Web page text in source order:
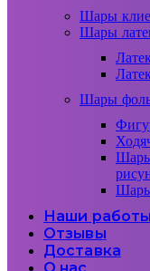
Шары
Шары
Шары
Шары
Шары
Наши работы
Отзывы
Доставка